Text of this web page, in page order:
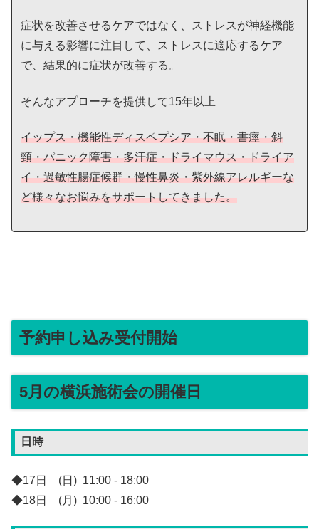
症状を改善させるケアではなく、ストレスが神経機能
に与える影響に注目して、ストレスに適応するケア
で、結果的に症状が改善する。
そんなアプローチを提供して15年以上
イップス・機能性ディスペプシア・不眠・書痙・斜
頸・パニック障害・多汗症・ドライマウス・ドライア
イ・過敏性腸症候群・慢性鼻炎・紫外線アレルギーな
ど様々なお悩みをサポートしてきました。
予約申し込み受付開始
5月の横浜施術会の開催日
日時
◆17日 (日) 11:00 - 18:00
◆18日 (月) 10:00 - 16:00